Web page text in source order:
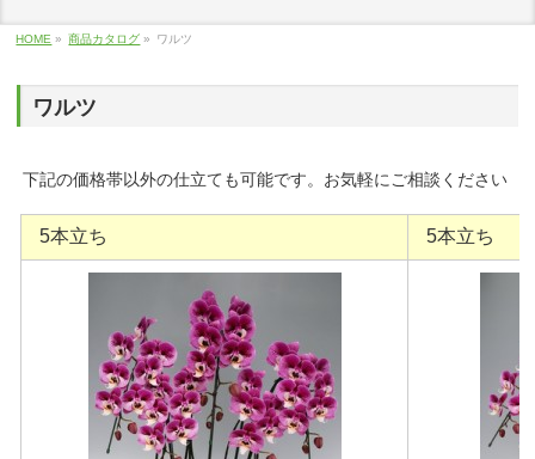
HOME » 商品カタログ » ワルツ
ワルツ
下記の価格帯以外の仕立ても可能です。お気軽にご相談ください
5本立ち 5本立ち